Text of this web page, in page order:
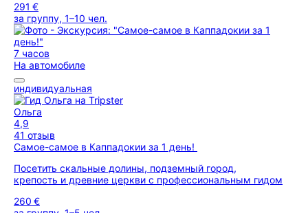
291 €
за группу, 1–10 чел.
7 часов
На автомобиле
индивидуальная
Ольга
4,9
41 отзыв
Самое-самое в Каппадокии за 1 день!
Посетить скальные долины, подземный город,
крепость и древние церкви с профессиональным гидом
260 €